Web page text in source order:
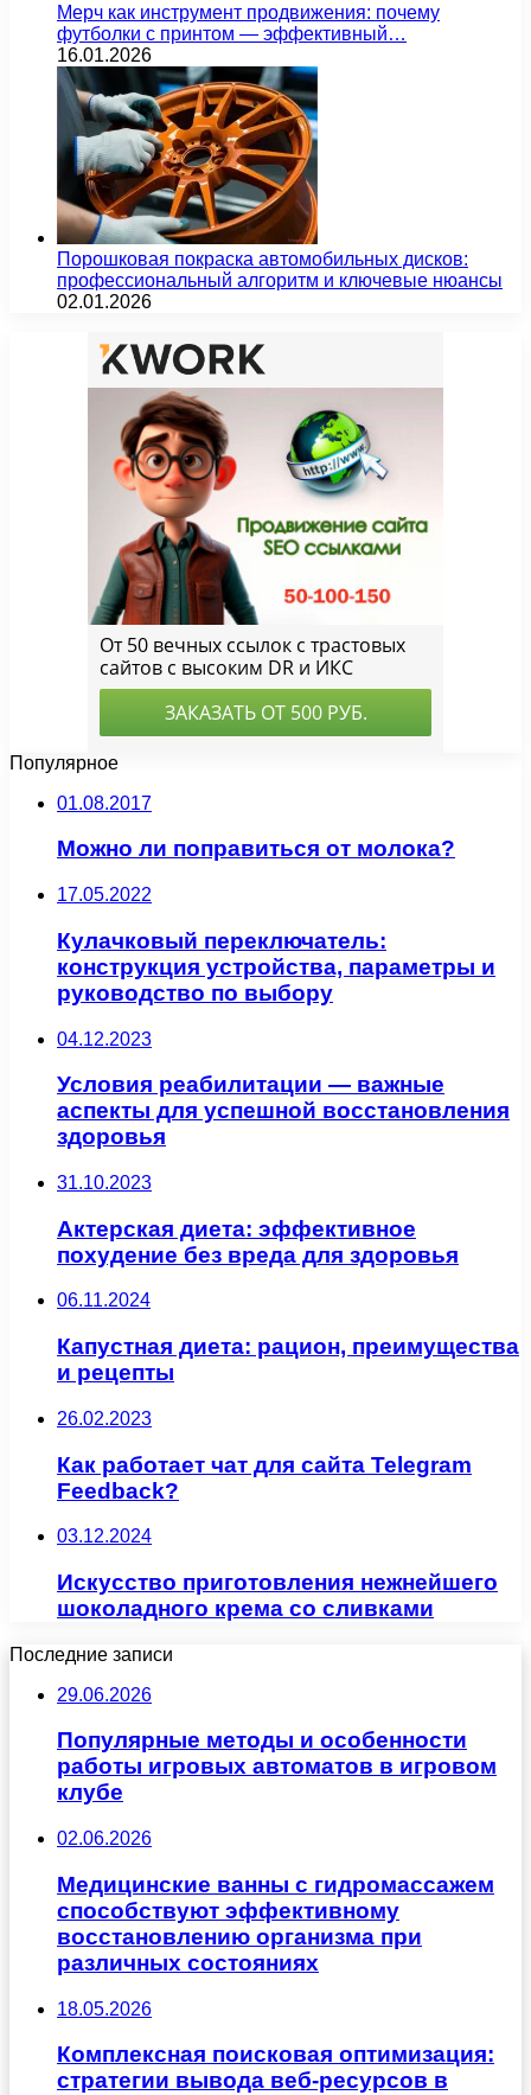
Мерч как инструмент продвижения: почему
футболки с принтом — эффективный…
16.01.2026
Порошковая покраска автомобильных дисков:
профессиональный алгоритм и ключевые нюансы
02.01.2026
Популярное
01.08.2017
Можно ли поправиться от молока?
17.05.2022
Кулачковый переключатель:
конструкция устройства, параметры и
руководство по выбору
04.12.2023
Условия реабилитации — важные
аспекты для успешной восстановления
здоровья
31.10.2023
Актерская диета: эффективное
похудение без вреда для здоровья
06.11.2024
Капустная диета: рацион, преимущества
и рецепты
26.02.2023
Как работает чат для сайта Telegram
Feedback?
03.12.2024
Искусство приготовления нежнейшего
шоколадного крема со сливками
Последние записи
29.06.2026
Популярные методы и особенности
работы игровых автоматов в игровом
клубе
02.06.2026
Медицинские ванны с гидромассажем
способствуют эффективному
восстановлению организма при
различных состояниях
18.05.2026
Комплексная поисковая оптимизация:
стратегии вывода веб-ресурсов в